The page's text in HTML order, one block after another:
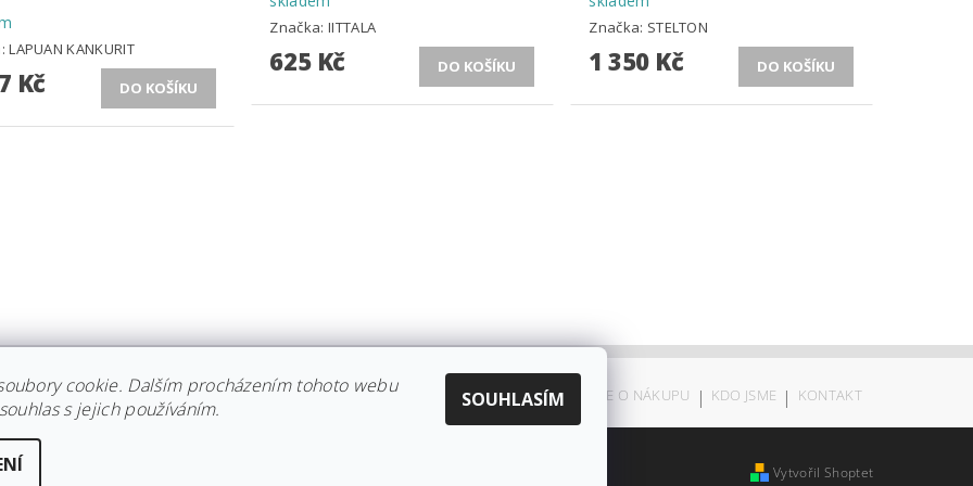
LAPUAN KANKURIT
Kč
Značka:IITTALA
625 Kč
Značka: STELTON
1 350 Kč
IITTALA | KOLEKCE STELTON | DISTRIBUCE IITTALA | REKLAMACE/ODSTOUPENÍ VŠE O NÁKUPU | KDO JSME | KONTAKT
Vytvořil Shoptet
cookie. Dalším procházením tohoto webu
s jejich používáním.
SOUHLASÍM